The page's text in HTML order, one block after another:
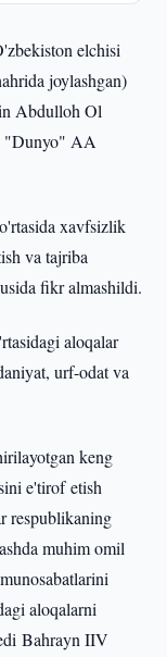
elchisi
joylashgan)
Abdulloh Ol
"Dunyo" AA
xavfsizlik
va tajriba
fikr almashildi.
aloqalar
urf-odat va
keng
e'tirof etish
respublikaning
muhim omil
aloqalarni
Bahrayn IIV